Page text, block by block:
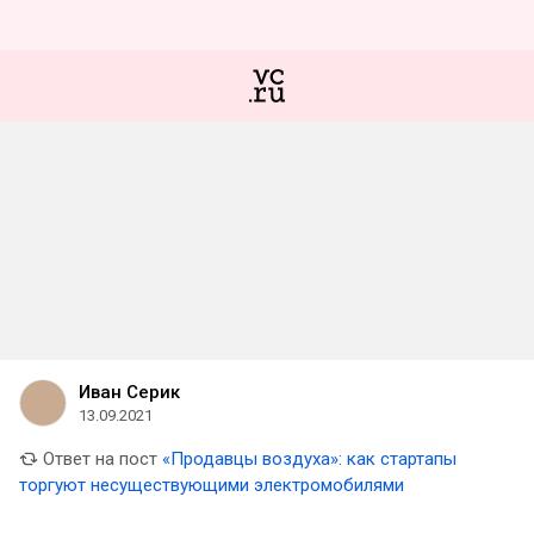
Иван Серик
13.09.2021
Ответ на пост «Продавцы воздуха»: как стартапы
торгуют несуществующими электромобилями